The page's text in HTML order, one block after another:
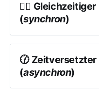
👯‍♂️
(synchron)
Beispiele:
Gruppenarbeit in
Teams mit
Vorteile
🕜
(asynchron)
Beispiel: